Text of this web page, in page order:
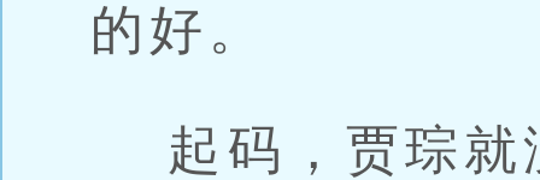
的好。
起码，贾琮就